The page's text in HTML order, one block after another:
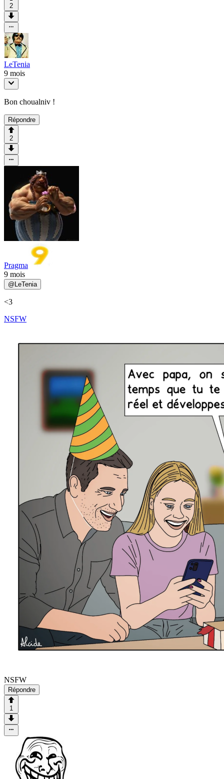
2
LeTenia
9 mois
Bon choualniv !
Répondre
2
Pragma
9 mois
@LeTenia
<3
NSFW
NSFW
Répondre
1